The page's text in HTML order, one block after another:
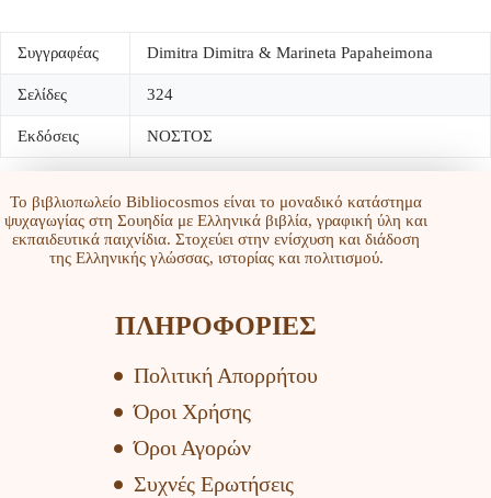
Συγγραφέας Dimitra Dimitra & Marineta Papaheimona
Σελίδες 324
Εκδόσεις ΝΟΣΤΟΣ
Το βιβλιοπωλείο Bibliocosmos είναι το μοναδικό κατάστημα
ψυχαγωγίας στη Σουηδία με Ελληνικά βιβλία, γραφική ύλη και
εκπαιδευτικά παιχνίδια. Στοχεύει στην ενίσχυση και διάδοση
της Ελληνικής γλώσσας, ιστορίας και πολιτισμού.
ΠΛΗΡΟΦΟΡΙΕΣ
Πολιτική Απορρήτου
Όροι Χρήσης
Όροι Αγορών
Συχνές Ερωτήσεις